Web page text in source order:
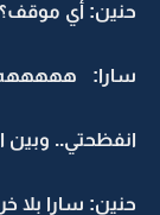
حنين: أي
سارا:
انفظحتي.. وبين
حنين: سارا بلا